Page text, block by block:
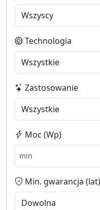
Technologia
Zastosowanie
Moc (Wp)
Min. gwarancja (lat)